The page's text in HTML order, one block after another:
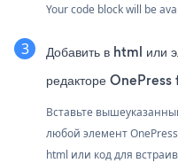
Your code block will be
Добавить в html или
редакторе
Вставьте
любой элемент
html или код для